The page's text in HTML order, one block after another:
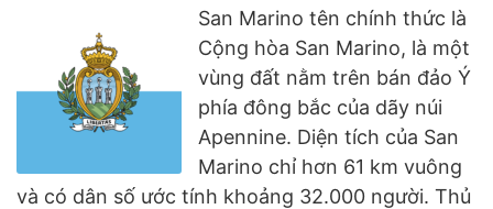
San Marino tên chính thức là
Cộng hòa San Marino, là một
vùng đất nằm trên bán đảo Ý
phía đông bắc của dãy núi
Apennine. Diện tích của San
Marino chỉ hơn 61 km vuông
và có dân số ước tính khoảng 32.000 người. Thủ